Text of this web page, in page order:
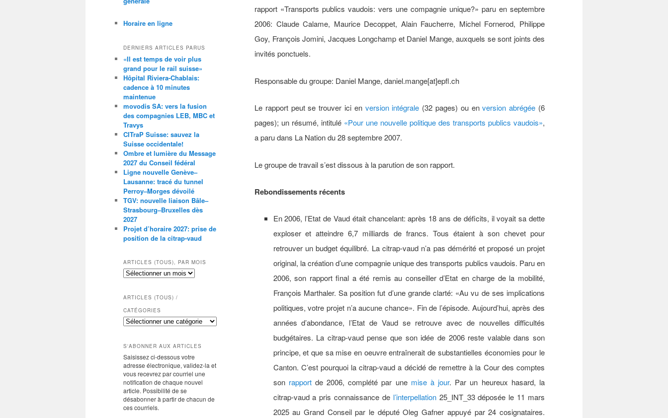
rapport «Transports publics vaudois: vers une compagnie unique?» paru en septembre
2006: Claude Calame, Maurice Decoppet, Alain Faucherre, Michel Fornerod, Philippe
Goy, François Jomini, Jacques Longchamp et Daniel Mange, auxquels se sont joints des
invités ponctuels.
Responsable du groupe: Daniel Mange, daniel.mange[at]epfl.ch
Le rapport peut se trouver ici en version intégrale (32 pages) ou enversion abrégée (6
pages); un résumé, intitulé «Pour une nouvelle politique des transports publics vaudois»,
a paru dans La Nation du 28 septembre 2007.
Le groupe de travail s’est dissous à la parution de son rapport.
Rebondissements récents
En 2006, l’Etat de Vaud était chancelant: après 18 ans de déficits, il voyait sa dette
exploser et atteindre 6,7 milliards de francs. Tous étaient à son chevet pour
retrouver un budget équilibré. La citrap-vaud n’a pas démérité et proposé un projet
original, la création d’une compagnie unique des transports publics vaudois. Paru en
2006, son rapport final a été remis au conseiller d’Etat en charge de la mobilité,
François Marthaler. Sa position fut d’une grande clarté: «Au vu de ses implications
politiques, votre projet n’a aucune chance». Fin de l’épisode. Aujourd’hui, après des
années d’abondance, l’Etat de Vaud se retrouve avec de nouvelles difficultés
budgétaires. La citrap-vaud pense que son idée de 2006 reste valable dans son
principe, et que sa mise en oeuvre entraînerait de substantielles économies pour le
Canton. C’est pourquoi la citrap-vaud a décidé de remettre à la Cour des comptes
son rapportde 2006, complété par une mise à jour. Par un heureux hasard, la
citrap-vaud a pris connaissance de l’interpellation25_INT_33 déposée le 11 mars
2025 au Grand Conseil par le député Oleg Gafner appuyé par 24 cosignataires.
Horaire en ligne
DERNIERS ARTICLES PARUS
«Il est temps de voir plus
grand pour le rail suisse»
Hôpital Riviera-Chablais:
cadence à 10 minutes
maintenue
movodis SA: vers la fusion
des compagnies LEB, MBC et
Travys
CITraP Suisse: sauvez la
Suisse occidentale!
Ombre et lumière du Message
2027 du Conseil fédéral
Ligne nouvelle Genève–
Lausanne: tracé du tunnel
Perroy–Morges dévoilé
TGV: nouvelle liaison Bâle–
Strasbourg–Bruxelles dès
2027
Projet d’horaire 2027: prise de
position de la citrap-vaud
ARTICLES (TOUS), PAR MOIS
Articles
(tous),
mois
ARTICLES (TOUS) /
CATÉGORIES
Articles
catégories
S'ABONNER AUX ARTICLES
Saisissez ci-dessous votre
adresse électronique, validez-la et
vous recevrez par courriel une
notification de chaque nouvel
article. Possibilité de se
désabonner à partir de chacun de
ces courriels.